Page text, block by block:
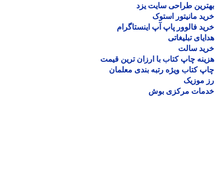
طراحی سایت یزد
مانیتور استوک
فالوور پاپ آپ اینستاگرام
تبلیغاتی
سالت
چاپ کتاب با ارزان ترین قیمت
کتاب ویژه رتبه بندی معلمان
موزیک
مرکزی بوش